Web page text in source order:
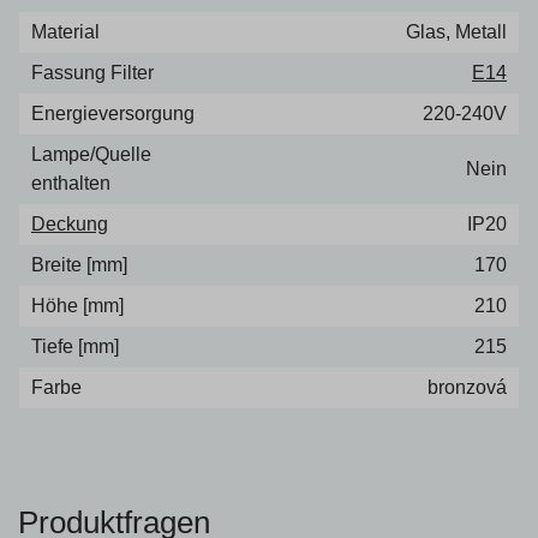
Material
Glas, Metall
Fassung Filter
E14
Energieversorgung
220-240V
Lampe/Quelle
enthalten
Nein
Deckung
IP20
Breite [mm]
170
Höhe [mm]
210
Tiefe [mm]
215
Farbe
bronzová
Produktfragen